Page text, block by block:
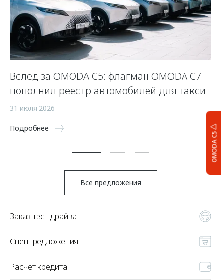
OMODA C5
Вслед за OMODA C5: флагман OMODA C7
пополнил реестр автомобилей для такси
31 июля 2026
Подробнее
5
Все предложения
Заказ тест-драйва
Спецпредложения
Расчет кредита